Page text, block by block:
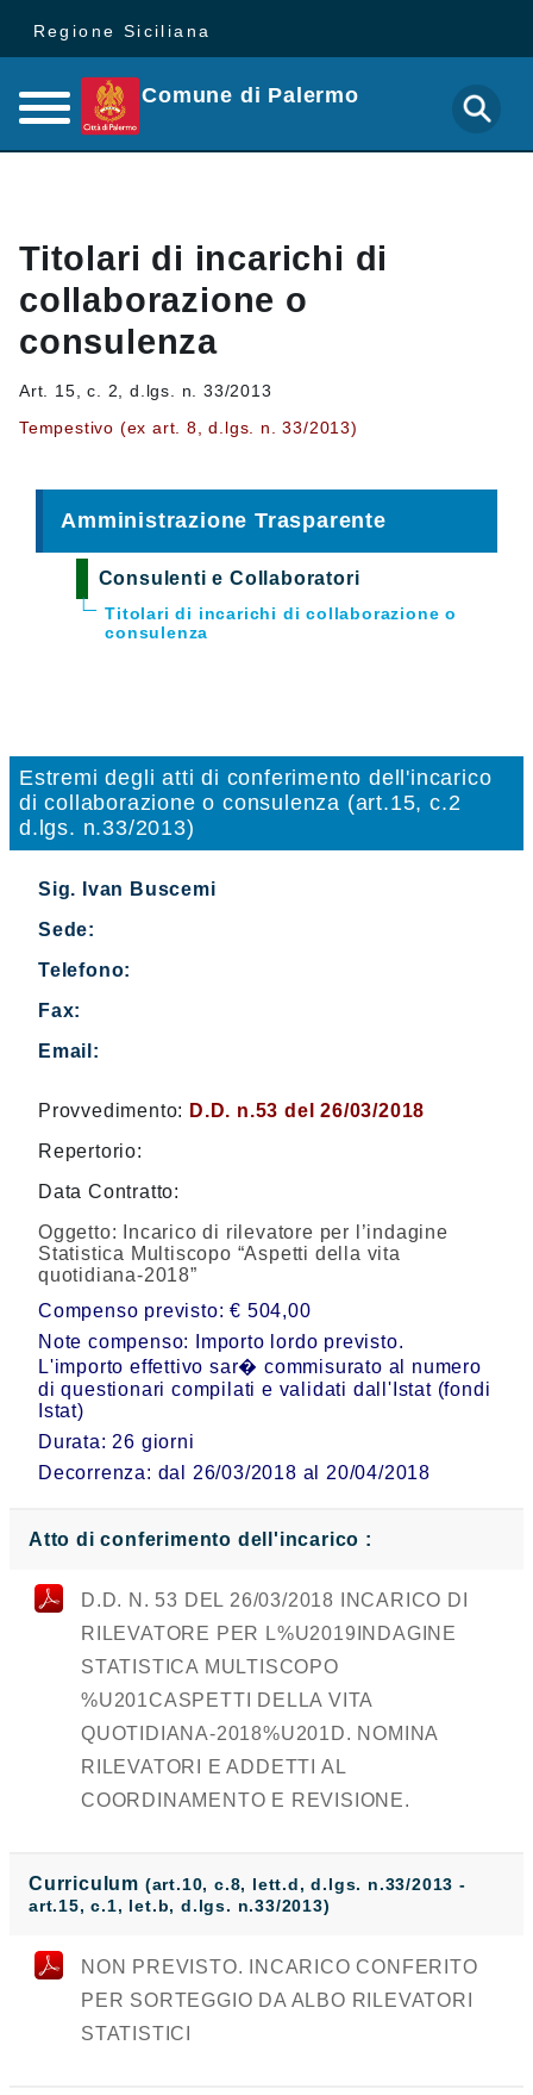
Regione Siciliana
Comune di Palermo
Titolari di incarichi di
collaborazione o
consulenza
Art. 15, c. 2, d.lgs. n. 33/2013
Tempestivo (ex art. 8, d.lgs. n. 33/2013)
Amministrazione Trasparente
Consulenti e Collaboratori
Titolari di incarichi di collaborazione o
consulenza
Estremi degli atti di conferimento dell'incarico
di collaborazione o consulenza (art.15, c.2
d.lgs. n.33/2013)
Sig. Ivan Buscemi
Sede:
Telefono:
Fax:
Email:
Provvedimento: D.D. n.53 del 26/03/2018
Repertorio:
Data Contratto:
Oggetto:
Incarico di rilevatore per l’indagine
Statistica Multiscopo “Aspetti della vita
quotidiana-2018”
Compenso previsto: € 504,00
Note compenso: Importo lordo previsto.
L'importo effettivo sar� commisurato al numero
di questionari compilati e validati dall'Istat (fondi
Istat)
Durata: 26 giorni
Decorrenza: dal 26/03/2018 al 20/04/2018
Atto di conferimento dell'incarico :
D.D. N. 53 DEL 26/03/2018 INCARICO DI
RILEVATORE PER L%U2019INDAGINE
STATISTICA MULTISCOPO
%U201CASPETTI DELLA VITA
QUOTIDIANA-2018%U201D. NOMINA
RILEVATORI E ADDETTI AL
COORDINAMENTO E REVISIONE.
Curriculum (art.10, c.8, lett.d, d.lgs. n.33/2013 -
art.15, c.1, let.b, d.lgs. n.33/2013)
NON PREVISTO. INCARICO CONFERITO
PER SORTEGGIO DA ALBO RILEVATORI
STATISTICI